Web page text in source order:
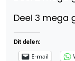
Deel 3 mega
Dit delen:
E-mail